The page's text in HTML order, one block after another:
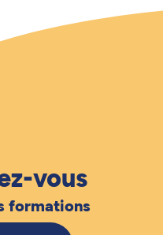
vous
formations